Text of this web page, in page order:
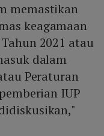
memastikan
keagamaan
2021 atau
dalam
Peraturan
IUP